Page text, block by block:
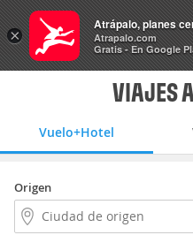
Vuelo+Hotel
VIAJES
Vuelo+Hotel
Origen
×
Atrápalo, planes
Atrapalo.com
Gratis - En Google